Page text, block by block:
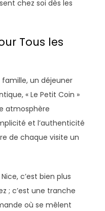
chez soi dès les
Tous les
un déjeuner
« Le Petit Coin »
atmosphère
et l’authenticité
de chaque visite un
c’est bien plus
; c’est une tranche
où se mêlent